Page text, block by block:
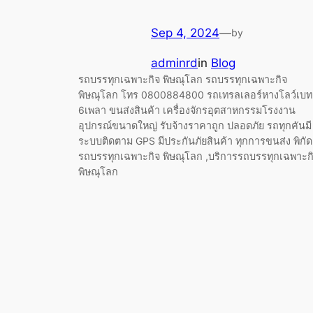
Sep 4, 2024—by
adminrdin Blog
รถบรรทุกเฉพาะกิจ พิษณุโลก รถบรรทุกเฉพาะกิจ
พิษณุโลก โทร 0800884800 รถเทรลเลอร์หางโลว์เบท
6เพลา ขนส่งสินค้า เครื่องจักรอุตสาหกรรมโรงงาน
อุปกรณ์ขนาดใหญ่ รับจ้างราคาถูก ปลอดภัย รถทุกคันมี
ระบบติดตาม GPS มีประกันภัยสินค้า ทุกการขนส่ง พิกัด
รถบรรทุกเฉพาะกิจ พิษณุโลก ,บริการรถบรรทุกเฉพาะ
พิษณุโลก